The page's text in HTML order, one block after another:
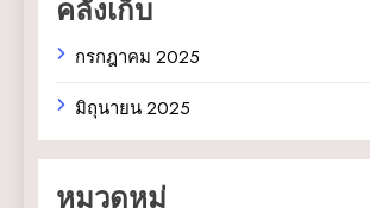
คลังเก็บ
กรกฎาคม 2025
มิถุนายน 2025
หมวดหมู่